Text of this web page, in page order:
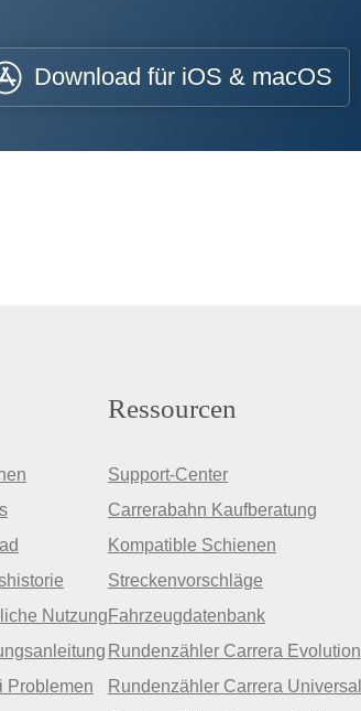
Download für iOS & macOS
Nutzung
Problemen
Ressourcen
Support-Center
Carrerabahn Kaufberatung
Kompatible Schienen
Streckenvorschläge
Fahrzeugdatenbank
Rundenzähler Carrera Evolution
Rundenzähler Carrera Universal